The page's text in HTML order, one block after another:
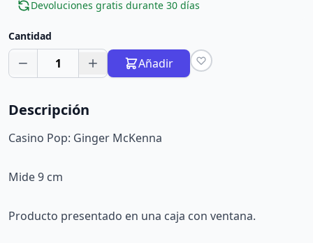
Devoluciones gratis durante 30 días
Cantidad
1 Añadir
Descripción
Casino Pop: Ginger McKenna
Mide 9 cm
Producto presentado en una caja con ventana.